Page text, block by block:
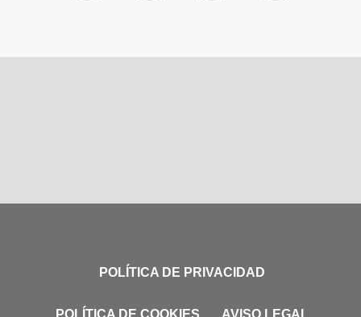
POLÍTICA DE PRIVACIDAD
POLÍTICA DE COOKIES AVISO LEGAL